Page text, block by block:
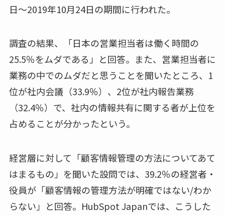
日〜2019年10月24日の期間に行われた。
調査の結果、「日本の営業担当者は働く時間の
25.5％をムダである」と回答。また、営業担当者に
業務の中でのムダだと思うことを聞いたところ、1
位が社内会議（33.9％）、2位が社内報告業務
（32.4％）で、社内の情報共有に関する者が上位を
占めることが分かったという。
経営層に対して「顧客情報管理の方法についてあて
はまるもの」を聞いた設問では、39.2％の経営者・
役員が「顧客情報の管理方法が明確ではない/わか
らない」と回答。HubSpot Japanでは、こうした